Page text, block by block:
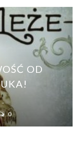
OD
0